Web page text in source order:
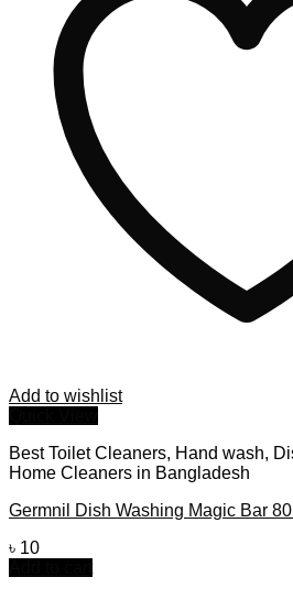
Add to wishlist
Best Toilet Cleaners, Hand wash,
Home Cleaners in Bangladesh
Germnil Dish Washing Magic Bar
৳ 10